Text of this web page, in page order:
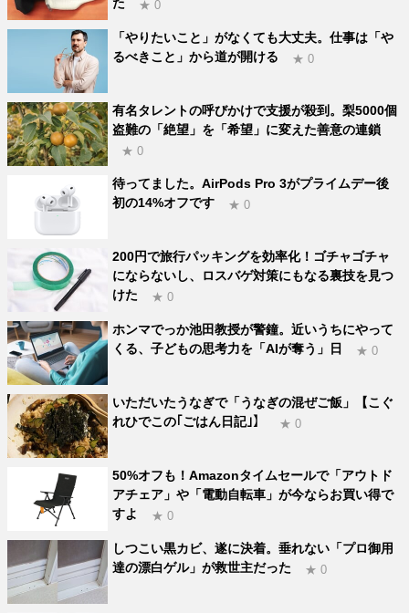
た
★ 0
「やりたいこと」がなくても大丈夫。仕事は「や
るべきこと」から道が開ける
★ 0
有名タレントの呼びかけで支援が殺到。梨5000個
盗難の「絶望」を「希望」に変えた善意の連鎖
★ 0
待ってました。AirPods Pro 3がプライムデー後
初の14%オフです
★ 0
200円で旅行パッキングを効率化！ゴチャゴチャ
にならないし、ロスバゲ対策にもなる裏技を見つ
けた
★ 0
ホンマでっか池田教授が警鐘。近いうちにやって
くる、子どもの思考力を「AIが奪う」日
★ 0
いただいたうなぎで「うなぎの混ぜご飯」【こぐ
れひでこの｢ごはん日記｣】
★ 0
50%オフも！Amazonタイムセールで「アウトド
アチェア」や「電動自転車」が今ならお買い得で
すよ
★ 0
しつこい黒カビ、遂に決着。垂れない「プロ御用
達の漂白ゲル」が救世主だった
★ 0